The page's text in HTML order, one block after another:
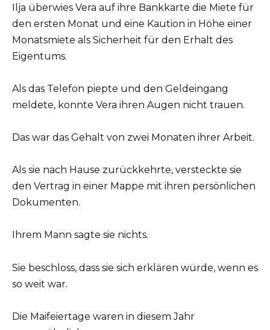
Ilja überwies Vera auf ihre Bankkarte die Miete für
den ersten Monat und eine Kaution in Höhe einer
Monatsmiete als Sicherheit für den Erhalt des
Eigentums.
Als das Telefon piepte und den Geldeingang
meldete, konnte Vera ihren Augen nicht trauen.
Das war das Gehalt von zwei Monaten ihrer Arbeit.
Als sie nach Hause zurückkehrte, versteckte sie
den Vertrag in einer Mappe mit ihren persönlichen
Dokumenten.
Ihrem Mann sagte sie nichts.
Sie beschloss, dass sie sich erklären würde, wenn es
so weit war.
Die Maifeiertage waren in diesem Jahr